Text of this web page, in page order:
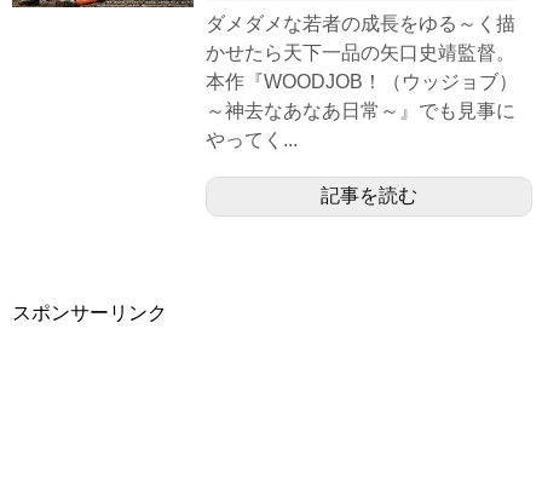
ダメダメな若者の成長をゆる～く描
かせたら天下一品の矢口史靖監督。
本作『WOODJOB！（ウッジョブ）
～神去なあなあ日常～』でも見事に
やってく...
記事を読む
スポンサーリンク